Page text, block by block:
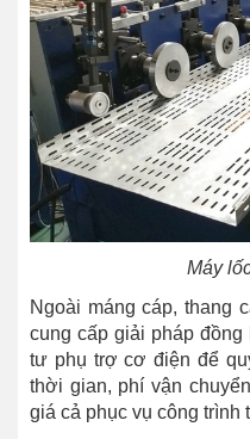
Máy
Ngoài máng cáp, thang
cung cấp giải pháp
tư phụ trợ cơ điện để
thời gian, phí vận
giá cả phục vụ công trình